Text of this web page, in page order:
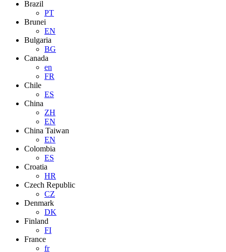
Brazil
PT
Brunei
EN
Bulgaria
BG
Canada
en
FR
Chile
ES
China
ZH
EN
China Taiwan
EN
Colombia
ES
Croatia
HR
Czech Republic
CZ
Denmark
DK
Finland
FI
France
fr